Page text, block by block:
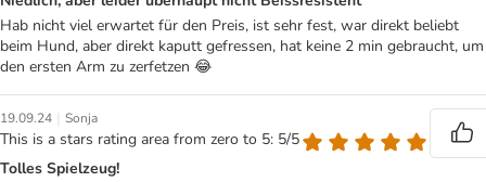
Hab nicht viel erwartet für den Preis, ist sehr fest, war direkt beliebt
beim Hund, aber direkt kaputt gefressen, hat keine 2 min gebraucht, um
den ersten Arm zu zerfetzen 😂
19.09.24 | Sonja
This is a stars rating area from zero to 5: 5/5
Tolles Spielzeug!